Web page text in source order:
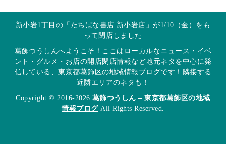
新小岩1丁目の「たちばな書店 新小岩店」が1/10（金）をも
って閉店しました
葛飾つうしんへようこそ！ここはローカルなニュース・イベ
ント・グルメ・お店の開店閉店情報など地元ネタを中心に発
信している、東京都葛飾区の地域情報ブログです！隣接する
近隣エリアのネタも！
Copyright © 2016-2026 葛飾つうしん – 東京都葛飾区の地域
情報ブログAll Rights Reserved.